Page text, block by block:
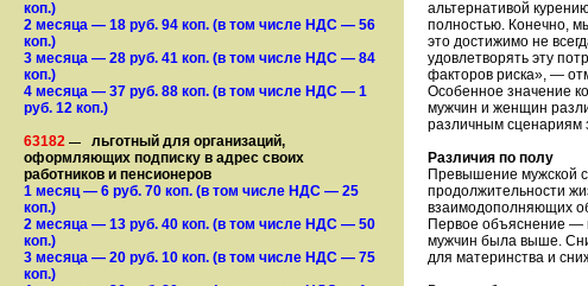
коп.)
2 месяца — 18 руб. 94 коп. (в том числе НДС — 56
коп.)
3 месяца — 28 руб. 41 коп. (в том числе НДС — 84
коп.)
4 месяца — 37 руб. 88 коп. (в том числе НДС — 1
руб. 12 коп.)
63182 —
льготный для организаций,
оформляющих подписку в адрес своих
работников и пенсионеров
1 месяц— 6 руб. 70 коп. (в том числе НДС — 25
коп.)
2 месяца — 13 руб. 40 коп. (в том числе НДС — 50
коп.)
3 месяца — 20 руб. 10 коп. (в том числе НДС — 75
коп.)
альтернативой
полностью. Конечно,
это достижимо не
удовлетворять эту
факторов риска», —
Особенное значение
мужчин и женщин
различным сценариям
Различия по полу
Превышение мужской
продолжительности
взаимодополняющих
Первое объяснение —
мужчин была выше.
для материнства и